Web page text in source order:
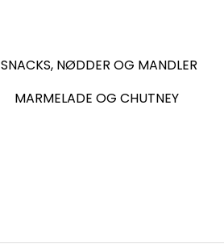
SNACKS, NØDDER OG MANDLER
MARMELADE OG CHUTNEY